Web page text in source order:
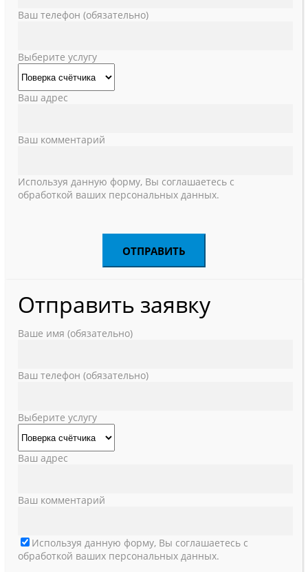
Ваш телефон (обязательно)
Выберите услугу
Ваш адрес
Ваш комментарий
Используя данную форму, Вы соглашаетесь с
обработкой ваших персональных данных.
Отправить заявку
Ваше имя (обязательно)
Ваш телефон (обязательно)
Выберите услугу
Ваш адрес
Ваш комментарий
Используя данную форму, Вы соглашаетесь с
обработкой ваших персональных данных.